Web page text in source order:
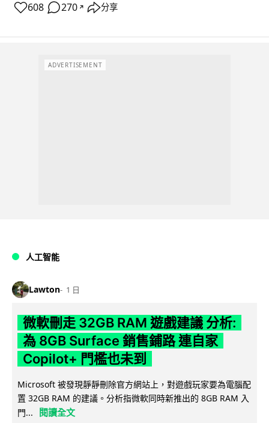
608 270 ↗ 分享
ADVERTISEMENT
人工智能
Lawton 1 日
微軟刪走 32GB RAM 遊戲建議 分析:
為 8GB Surface 銷售鋪路 連自家
Copilot+ 門檻也未到
Microsoft 被發現靜靜刪除官方網站上，對遊戲玩家要為電腦配
置 32GB RAM 的建議。分析指微軟同時新推出的 8GB RAM 入
門...
閱讀全文